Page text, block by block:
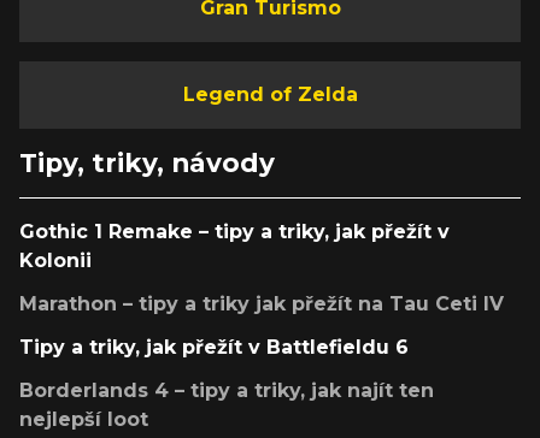
Gran Turismo
Legend of Zelda
Tipy, triky, návody
Gothic 1 Remake – tipy a triky, jak přežít v
Kolonii
Marathon – tipy a triky jak přežít na Tau Ceti IV
Tipy a triky, jak přežít v Battlefieldu 6
Borderlands 4 – tipy a triky, jak najít ten
nejlepší loot